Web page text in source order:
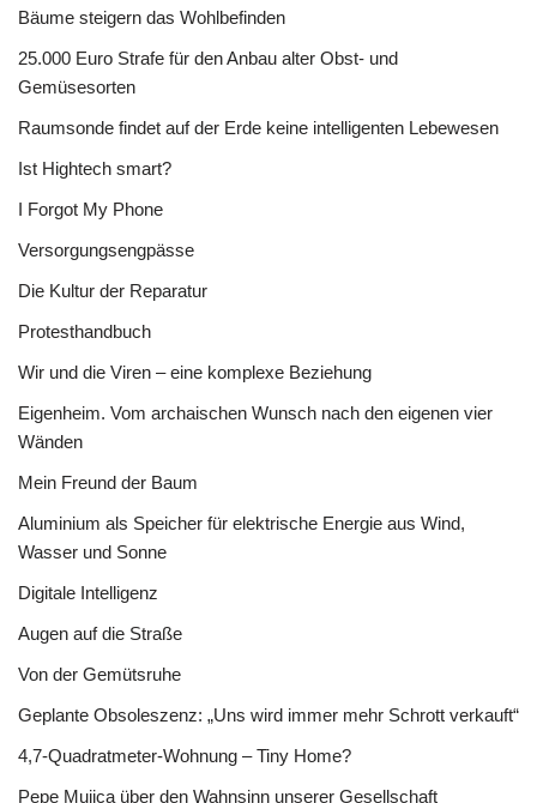
Bäume steigern das Wohlbefinden
25.000 Euro Strafe für den Anbau alter Obst- und
Gemüsesorten
Raumsonde findet auf der Erde keine intelligenten Lebewesen
Ist Hightech smart?
I Forgot My Phone
Versorgungsengpässe
Die Kultur der Reparatur
Protesthandbuch
Wir und die Viren – eine komplexe Beziehung
Eigenheim. Vom archaischen Wunsch nach den eigenen vier
Wänden
Mein Freund der Baum
Aluminium als Speicher für elektrische Energie aus Wind,
Wasser und Sonne
Digitale Intelligenz
Augen auf die Straße
Von der Gemütsruhe
Geplante Obsoleszenz: „Uns wird immer mehr Schrott verkauft“
4,7-Quadratmeter-Wohnung – Tiny Home?
Pepe Mujica über den Wahnsinn unserer Gesellschaft